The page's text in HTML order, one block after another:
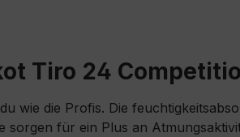
Tiro 24
wie die Profis. Die
für ein Plus an